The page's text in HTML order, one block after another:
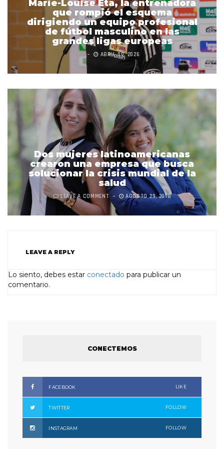
Marie-Louise Eta, la entrenadora
que rompió el esquema
dirigiendo un equipo profesional
de fútbol masculino en las
grandes ligas europeas
ABRIL 30, 2026
Dos mujeres latinoamericanas
crearon una empresa que busca
solucionar la crisis mundial de la
salud
LEAVE A COMMENT AGOSTO 29, 2018
LEAVE A REPLY
Lo siento, debes estar conectado para publicar un
comentario.
CONECTEMOS
FACEBOOK LIKE
TWITTER FOLLOW
INSTAGRAM FOLLOW